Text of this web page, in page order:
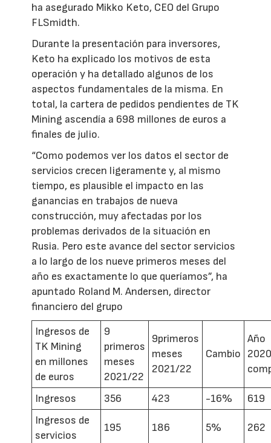
ha asegurado Mikko Keto, CEO del Grupo
FLSmidth.
Durante la presentación para inversores,
Keto ha explicado los motivos de esta
operación y ha detallado algunos de los
aspectos fundamentales de la misma. En
total, la cartera de pedidos pendientes de TK
Mining ascendía a 698 millones de euros a
finales de julio.
“Como podemos ver los datos el sector de
servicios crecen ligeramente y, al mismo
tiempo, es plausible el impacto en las
ganancias en trabajos de nueva
construcción, muy afectadas por los
problemas derivados de la situación en
Rusia. Pero este avance del sector servicios
a lo largo de los nueve primeros meses del
año es exactamente lo que queríamos”, ha
apuntado Roland M. Andersen, director
financiero del grupo
Ingresos de
TK Mining
en millones
de euros
9
primeros
meses
2021/22
9primeros
meses
2021/22
Cambio
Año
Ingresos 356 423 -16%
619
Ingresos de
servicios
195 186 5% 262